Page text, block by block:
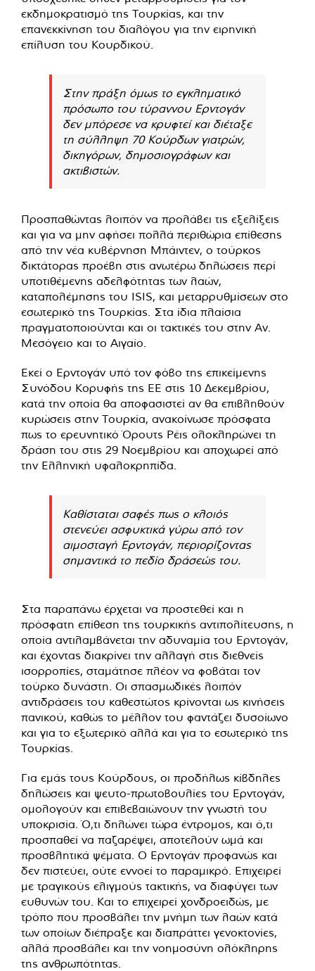
εκδημοκρατισμό της Τουρκίας, και την
επανεκκίνηση του διαλόγου για την ειρηνική
επίλυση του Κουρδικού.
Στην πράξη όμως το εγκληματικό
πρόσωπο του τύραννου Ερντογάν
δεν μπόρεσε να κρυφτεί και διέταξε
τη σύλληψη 70 Κούρδων γιατρών,
δικηγόρων, δημοσιογράφων και
ακτιβιστών.
Προσπαθώντας λοιπόν να προλάβει τις εξελίξεις
και για να μην αφήσει πολλά περιθώρια επίθεσης
από την νέα κυβέρνηση Μπάιντεν, ο τούρκος
δικτάτορας προέβη στις ανωτέρω δηλώσεις περί
υποτιθέμενης αδελφότητας των λαών,
καταπολέμησης του ISIS, και μεταρρυθμίσεων στο
εσωτερικό της Τουρκίας. Στα ίδια πλαίσια
πραγματοποιούνται και οι τακτικές του στην Αν.
Μεσόγειο και το Αιγαίο.
Εκεί ο Ερντογάν υπό τον φόβο της επικείμενης
Συνόδου Κορυφής της ΕΕ στις 10 Δεκεμβρίου,
κατά την οποία θα αποφασιστεί αν θα επιβληθούν
κυρώσεις στην Τουρκία, ανακοίνωσε πρόσφατα
πως το ερευνητικό Όρουτς Ρέις ολοκληρώνει τη
δράση του στις 29 Νοεμβρίου και αποχωρεί από
την Ελληνική υφαλοκρηπίδα.
Καθίσταται σαφές πως ο κλοιός
στενεύει ασφυκτικά γύρω από τον
αιμοσταγή Ερντογάν, περιορίζοντας
σημαντικά το πεδίο δράσεώς του.
Στα παραπάνω έρχεται να προστεθεί και η
πρόσφατη επίθεση της τουρκικής αντιπολίτευσης, η
οποία αντιλαμβάνεται την αδυναμία του Ερντογάν,
και έχοντας διακρίνει την αλλαγή στις διεθνείς
ισορροπίες, σταμάτησε πλέον να φοβάται τον
τούρκο δυνάστη. Οι σπασμωδικές λοιπόν
αντιδράσεις του καθεστώτος κρίνονται ως κινήσεις
πανικού, καθώς το μέλλον του φαντάζει δυσοίωνο
και για το εξωτερικό αλλά και για το εσωτερικό της
Τουρκίας.
Για εμάς τους Κούρδους, οι προδήλως κίβδηλες
δηλώσεις και ψευτο-πρωτοβουλίες του Ερντογάν,
ομολογούν και επιβεβαιώνουν την γνωστή του
υποκρισία. Ό,τι δηλώνει τώρα έντρομος, και ό,τι
προσπαθεί να παζαρέψει, αποτελούν ωμά και
προσβλητικά ψέματα. Ο Ερντογάν προφανώς και
δεν πιστεύει, ούτε εννοεί το παραμικρό. Επιχειρεί
με τραγικούς ελιγμούς τακτικής, να διαφύγει των
ευθυνών του. Και το επιχειρεί χονδροειδώς, με
τρόπο που προσβάλει την μνήμη των λαών κατά
των οποίων διέπραξε και διαπράττει γενοκτονίες,
αλλά προσβάλει και την νοημοσύνη ολόκληρης
της ανθρωπότητας.